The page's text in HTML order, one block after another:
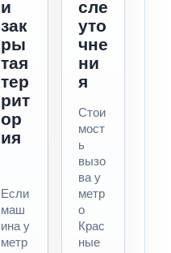
и
зак
ры
тая
тер
рит
ор
ия
Если
маш
ина у
метр
сле
уто
чне
ни
я
Стои
мост
ь
вызо
ва у
метр
о
Крас
ные